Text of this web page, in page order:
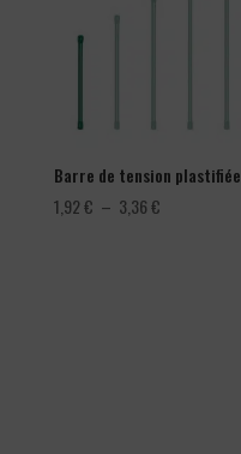
Barre de tension plastifiée
1,92€ – 3,36€Plage